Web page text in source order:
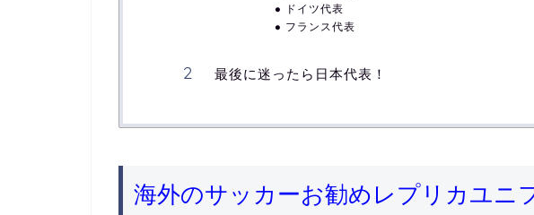
ドイツ代表
フランス代表
最後に迷ったら日本代表！
海外のサッカーお勧めレプリカユニ